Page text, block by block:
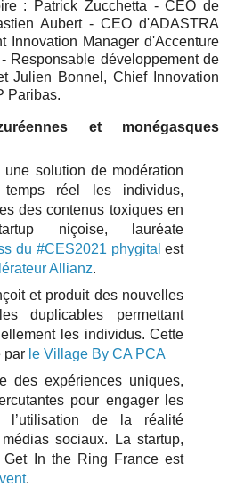
: Patrick Zucchetta - CEO de
Aubert - CEO d'ADASTRA
Innovation Manager d'Accenture
Responsable développement de
Julien Bonnel, Chief Innovation
Paribas.
et monégasques
une solution de modération
réel les individus,
des contenus toxiques en
niçoise, lauréate
du #CES2021 phygital est
Allianz.
et produit des nouvelles
duplicables permettant
les individus. Cette
par le Village By CA PCA
des expériences uniques,
pour engager les
l’utilisation de la réalité
sociaux. La startup,
Get In the Ring France est
.